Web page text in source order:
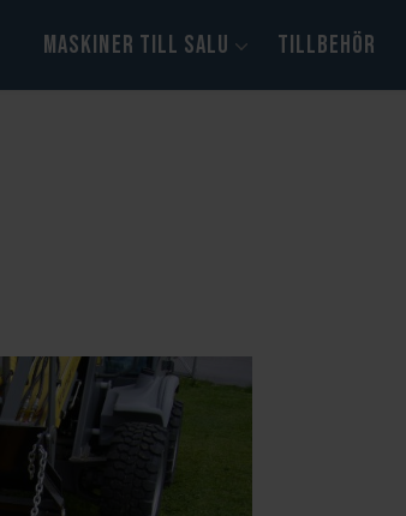
MASKINER TILL SALU TILLBEHÖR